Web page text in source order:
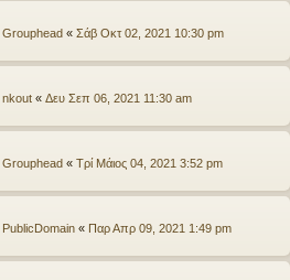
Grouphead « Σάβ Οκτ 02, 2021 10:30 pm
nkout « Δευ Σεπ 06, 2021 11:30 am
Grouphead « Τρί Μάιος 04, 2021 3:52 pm
PublicDomain « Παρ Απρ 09, 2021 1:49 pm